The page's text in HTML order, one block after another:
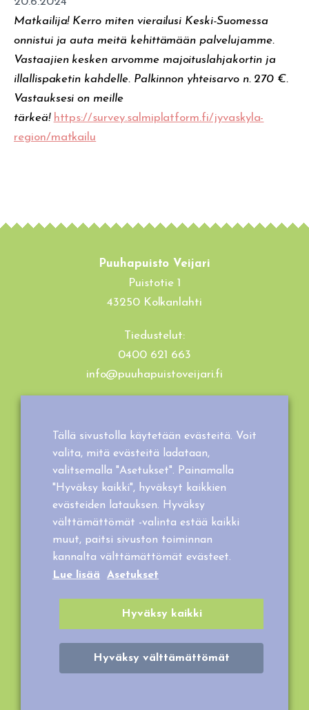
Matkailija! Kerro miten vierailusi Keski-Suomessa
onnistui ja auta meitä kehittämään palvelujamme.
Vastaajien kesken arvomme majoituslahjakortin ja
illallispaketin kahdelle. Palkinnon yhteisarvo n. 270 €.
Vastauksesi on meille
tärkeä! https://survey.salmiplatform.fi/jyvaskyla-
region/matkailu
Puuhapuisto Veijari
Puistotie 1
43250 Kolkanlahti
Tiedustelut:
0400 621 663
info@puuhapuistoveijari.fi
Tilaus- ja toimitusehdot
Tällä sivustolla käytetään evästeitä. Voit
valita, mitä evästeitä ladataan,
valitsemalla "Asetukset". Painamalla
"Hyväksy kaikki", hyväksyt kaikkien
evästeiden latauksen. Hyväksy
välttämättömät -valinta estää kaikki
muut, paitsi sivuston toiminnan
kannalta välttämättömät evästeet.
Lue lisää
Asetukset
Hyväksy kaikki
Hyväksy välttämättömät